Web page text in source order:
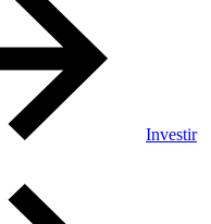
Investir